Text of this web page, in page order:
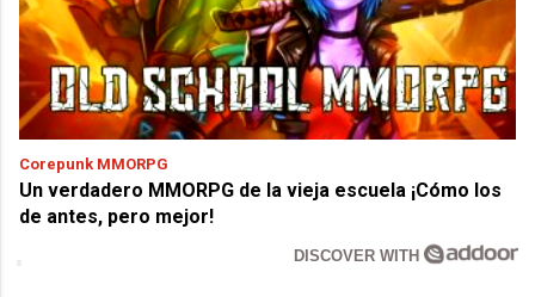
Corepunk MMORPG
Un verdadero MMORPG de la vieja escuela ¡Cómo los
de antes, pero mejor!
DISCOVER WITH